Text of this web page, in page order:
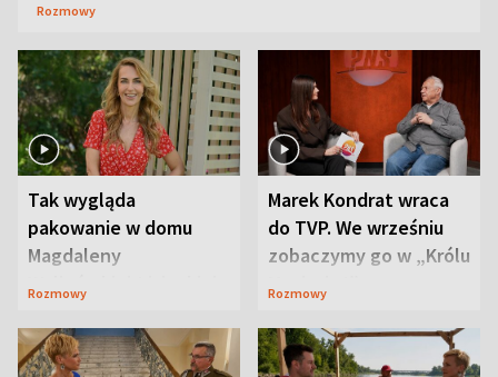
Rozmowy
Tak wygląda
pakowanie w domu
Magdaleny
Waligórskiej-Lisieckiej.
Rozmowy
Marek Kondrat wraca
do TVP. We wrześniu
zobaczymy go w „Królu
Maciusiu I”
Rozmowy